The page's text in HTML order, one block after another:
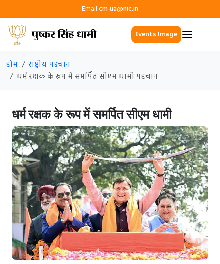
Email:cm-ua@nic.in
Events Image
होम
राष्ट्रीय पहचान
धर्म रक्षक के रूप में समर्पित सीएम धामी पहचान
धर्म रक्षक के रूप में समर्पित सीएम धामी